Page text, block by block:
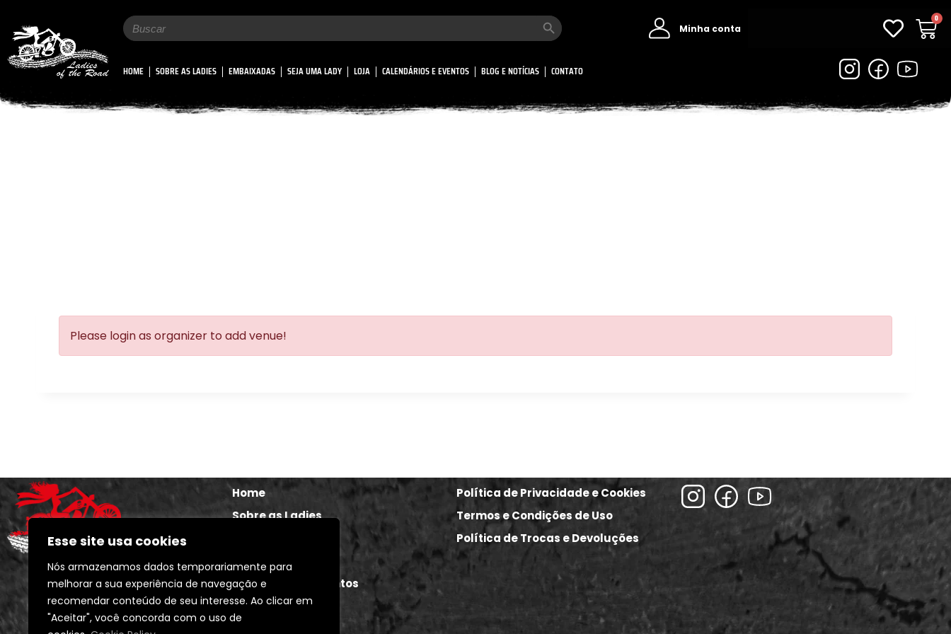
Esse site usa cookies
Nós armazenamos dados temporariamente para
melhorar a sua experiência de navegação e
recomendar conteúdo de seu interesse. Ao clicar em
"Aceitar", você concorda com o uso de
Search
for:
Search Button
Minha conta
0
HOME SOBRE AS LADIES EMBAIXADAS SEJA UMA LADY LOJA CALENDÁRIOS E EVENTOS BLOG E NOTÍCIAS CONTATO
Please login as organizer to add venue!
Home
Sobre as Ladies
The Ladies Store
Calendários e Eventos
Blog e Notícias
Política de Privacidade e Cookies
Termos e Condições de Uso
Política de Trocas e Devoluções